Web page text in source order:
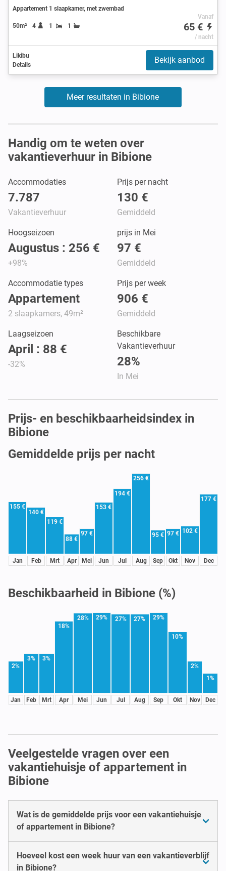
Appartement 1 slaapkamer, met zwembad
50m² 4 1 1
Vanaf
65 €
/ nacht
Likibu
Details
Bekijk aanbod
Meer resultaten in Bibione
Handig om te weten over
vakantieverhuur in Bibione
Accommodaties
7.787
Vakantieverhuur
Prijs per nacht
130 €
Gemiddeld
Hoogseizoen
Augustus : 256 €
+98%
prijs in Mei
97 €
Gemiddeld
Accommodatie types
Appartement
2 slaapkamers, 49m²
Prijs per week
906 €
Gemiddeld
Laagseizoen
April : 88 €
-32%
Beschikbare
Vakantieverhuur
28%
In Mei
Prijs- en beschikbaarheidsindex in
Bibione
Gemiddelde prijs per nacht
155 €
Jan
140 €
Feb
119 €
Mrt
88 €
Apr
97 €
Mei
153 €
Jun
194 €
Jul
256 €
Aug
95 €
Sep
97 €
Okt
102 €
Nov
177 €
Dec
Beschikbaarheid in Bibione (%)
2%
Jan
3%
Feb
3%
Mrt
18%
Apr
28%
Mei
29%
Jun
27%
Jul
27%
Aug
29%
Sep
10%
Okt
2%
Nov
1%
Dec
Veelgestelde vragen over een
vakantiehuisje of appartement in
Bibione
Wat is de gemiddelde prijs voor een vakantiehuisje
of appartement in Bibione?
Hoeveel kost een week huur van een vakantieverblijf
in Bibione?